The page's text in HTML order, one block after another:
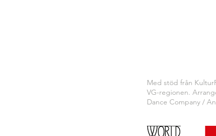
Med stöd från
VG-regionen. A
Dance Company /